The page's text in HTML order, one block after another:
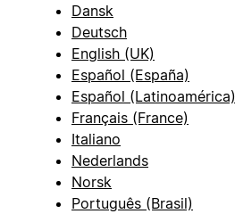
Dansk
Deutsch
English (UK)
Español (España)
Español (Latinoamérica)
Français (France)
Italiano
Nederlands
Norsk
Português (Brasil)